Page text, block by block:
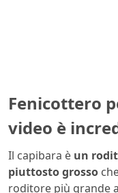
Fenicottero
video è
Il capibara è un
piuttosto grosso
roditore più grande